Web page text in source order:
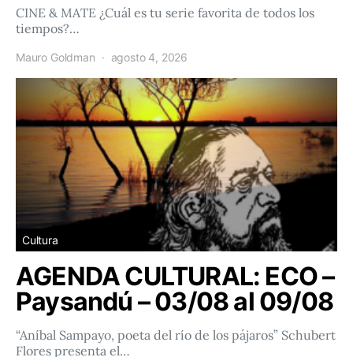
CINE & MATE ¿Cuál es tu serie favorita de todos los
tiempos?…
Mauro Goldman agosto 4, 2026
Cultura
AGENDA CULTURAL: ECO –
Paysandú – 03/08 al 09/08
“Aníbal Sampayo, poeta del río de los pájaros” Schubert
Flores presenta el…